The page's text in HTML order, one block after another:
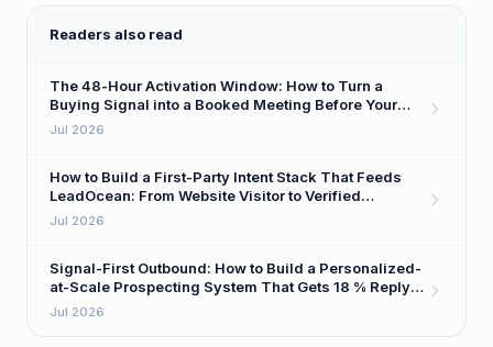
Readers also read
The 48-Hour Activation Window: How to Turn a
Buying Signal into a Booked Meeting Before Your
Competitor Even Sees It
Jul 2026
How to Build a First-Party Intent Stack That Feeds
LeadOcean: From Website Visitor to Verified
Decision-Maker in One Workflow
Jul 2026
Signal-First Outbound: How to Build a Personalized-
at-Scale Prospecting System That Gets 18 % Reply
Rates
Jul 2026